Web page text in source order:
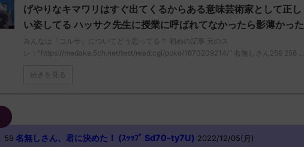
げやりなキマワリはすぐ出てくるからある意味芸術家として正し
い姿してる ハッサク先生に授業に呼ばれてなかったら影薄かった
みんなは「コルサ」についてどう思ってる？ 初めの記事 元のス
レ："https://medaka.5ch.net/test/read.cgi/poke/1670209214/" 名無しさん258 258 ...
続きを見る
59 名無しさん、君に決めた！ (ｽｯｯﾌﾟ Sd70-ty7U) 2022/12/05(月)